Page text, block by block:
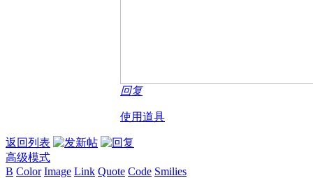
回复
使用道具
返回列表
高级模式
B Color Image Link Quote Code Smilies